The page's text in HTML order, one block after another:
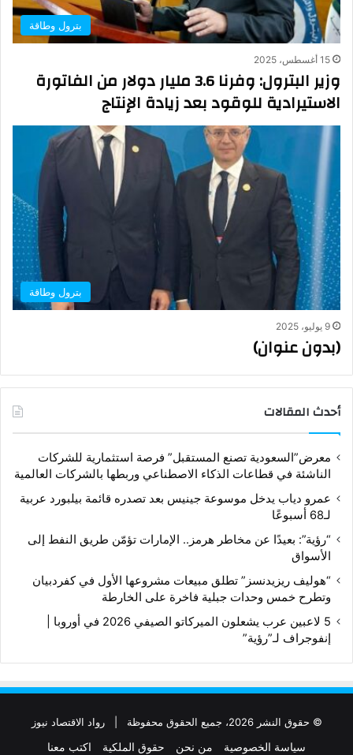
بترول وطاقة
15 أغسطس، 2025
وزير البترول: وفرنا 3.6 مليار دولار من الفاتورة
الاستيرادية للوقود بعد زيادة الإنتاج
بترول وطاقة
9 يوليو، 2025
(بدون عنوان)
أحدث المقالات
معرض”السعودية تصنع المستقبل” فرصة استثمارية للشركات
الناشئة في قطاعات الذكاء الاصطناعي وربطها بالشركات العالمية
عمرو دياب يدخل موسوعة جينيس بعد تصدره قائمة بيلبورد عربية
لـ68 أسبوعًا
“رؤية”: بعيدًا عن مخاطر هرمز.. الإمارات تؤمّن طريق النفط إلى
الأسواق
“هوليف ريزيدنسز” تطلق مبيعات مشروعها الأول في كفردبيان
وتطرح خمس وحدات جبلية فاخرة على الخارطة
5 لاعبين عرب يشعلون الميركاتو الصيفي 2026 في أوروبا |
إنفوجراف لـ”رؤية”
© حقوق النشر 2026، جميع الحقوق محفوظة | رواد الاقتصاد نيوز
سياسة الخصوصية من نحن حقوق الملكية اكتب معنا